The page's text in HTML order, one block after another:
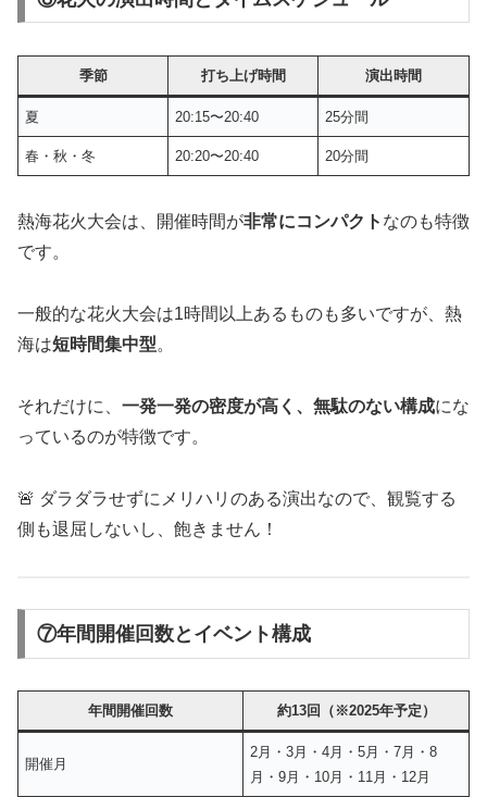
季節 打ち上げ時間 演出時間
夏 20:15〜20:40 25分間
春・秋・冬 20:20〜20:40 20分間
熱海花火大会は、開催時間が非常にコンパクト なのも特徴
です。
一般的な花火大会は1時間以上あるものも多いですが、熱
海は短時間集中型。
それだけに、 一発一発の密度が高く、無駄のない構成にな
っているのが特徴です。
🚨 ダラダラせずにメリハリのある演出なので、観覧する
側も退屈しないし、飽きません！
⑦年間開催回数とイベント構成
年間開催回数 約13回（※2025年予定）
開催月
2月・3月・4月・5月・7月・8
月・9月・10月・11月・12月